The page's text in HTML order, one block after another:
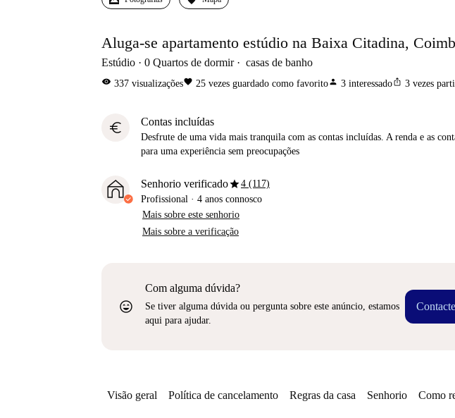
Aluga-se apartamento estúdio na Baixa Citadina,
Estúdio 0 Quartos de dormir casas de banho
visibility 337 visualizaçõesfavorite 25 vezes guardado como favoritoperson 3 interessadoios_share 3 vezes
euro Contas incluídas
Desfrute de uma vida mais tranquila com as contas incluídas. A renda e as
para uma experiência sem preocupações
Senhorio verificadostar4 (117)
Profissional · 4 anos connosco
Mais sobre este senhorio
Mais sobre a verificação
sentiment_very_satisfied
Com alguma dúvida?
Se tiver alguma dúvida ou pergunta sobre este anúncio, estamos
aqui para ajudar.
Visão geral Política de cancelamento Regras da casa Senhorio Como